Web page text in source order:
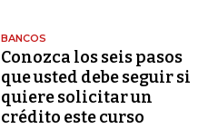
BANCOS
Conozca los seis pasos
que usted debe seguir si
quiere solicitar un
crédito este curso